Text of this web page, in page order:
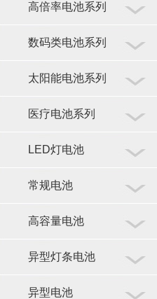
高倍率电池系列
数码类电池系列
太阳能电池系列
医疗电池系列
LED灯电池
常规电池
高容量电池
异型灯条电池
异型电池